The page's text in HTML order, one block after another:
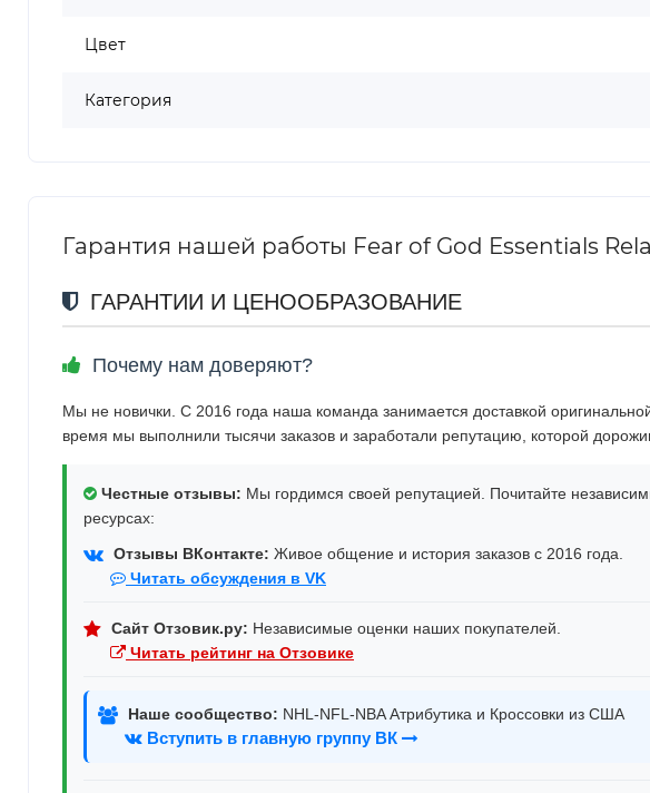
Цвет
Категория
Гарантия нашей работы Fear of God Essentials
ГАРАНТИИ И ЦЕНООБРАЗОВАНИЕ
Почему нам доверяют?
Мы не новички. С 2016 года наша команда занимается доставкой
время мы выполнили тысячи заказов и заработали репутацию, которой
Честные отзывы: Мы гордимся своей репутацией. Почитайте
ресурсах:
Отзывы ВКонтакте: Живое общение и история заказов с 2016 года.
Читать обсуждения в VK
Сайт Отзовик.ру: Независимые оценки наших покупателей.
Читать рейтинг на Отзовике
Наше сообщество: NHL-NFL-NBA Атрибутика и Кроссовки из США
Вступить в главную группу ВК